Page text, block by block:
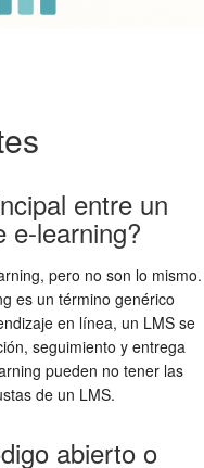
entre un
e-learning?
pero no son lo mismo.
es un término genérico
en línea, un LMS se
seguimiento y entrega
pueden no tener las
de un LMS.
abierto o